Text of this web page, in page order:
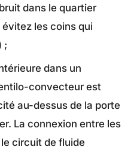
dans le quartier
les coins qui
;
dans un
convecteur est
au-dessus de la porte
La connexion entre les
circuit de fluide